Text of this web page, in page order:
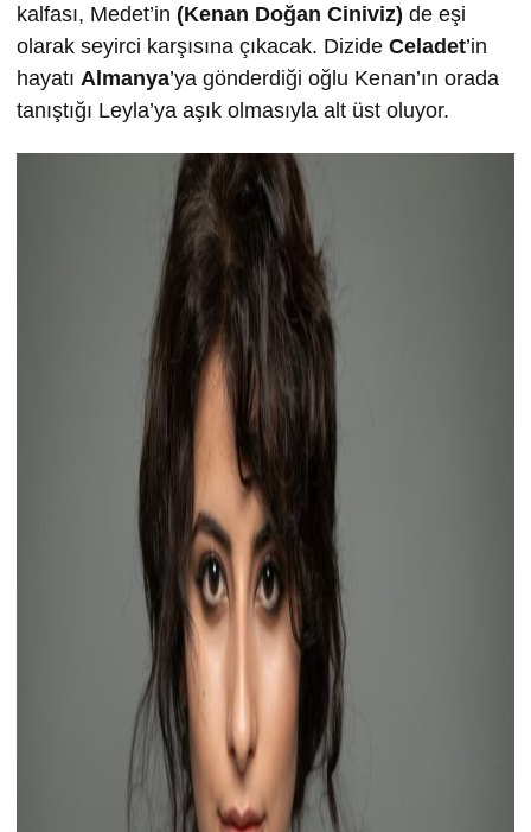
kalfası, Medet’in (Kenan Doğan Ciniviz) de eşi
olarak seyirci karşısına çıkacak. Dizide Celadet’in
hayatı Almanya’ya gönderdiği oğlu Kenan’ın orada
tanıştığı Leyla’ya aşık olmasıyla alt üst oluyor.